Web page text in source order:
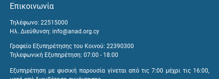
Επικοινωνία
Τηλέφωνο: 22515000
Ηλ. Διεύθυνση: info@anad.org.cy
Γραφείο Εξυπηρέτησης του Κοινού: 22390300
Τηλεφωνική Εξυπηρέτηση: 07:00 - 18:00
Εξυπηρέτηση με φυσική παρουσία γίνεται από τις 7:00 μέχρι τις 16:00,